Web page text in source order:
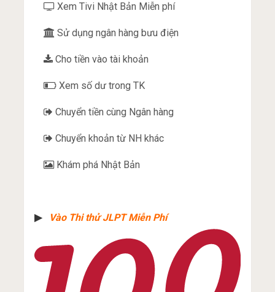
Xem Tivi Nhật Bản Miễn phí
Sử dụng ngân hàng bưu điện
Cho tiền vào tài khoản
Xem số dư trong TK
Chuyển tiền cùng Ngân hàng
Chuyển khoản từ NH khác
Khám phá Nhật Bản
▶︎ Vào Thi thử JLPT Miễn Phí